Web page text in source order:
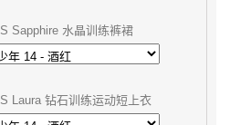
Sapphire 水晶训练裤裙
Laura 钻石训练运动短上衣